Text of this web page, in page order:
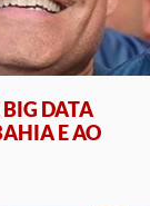
BIG DATA
E AO